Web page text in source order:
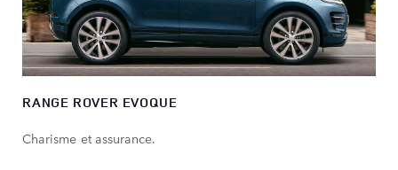
RANGE ROVER EVOQUE
Charisme et assurance.